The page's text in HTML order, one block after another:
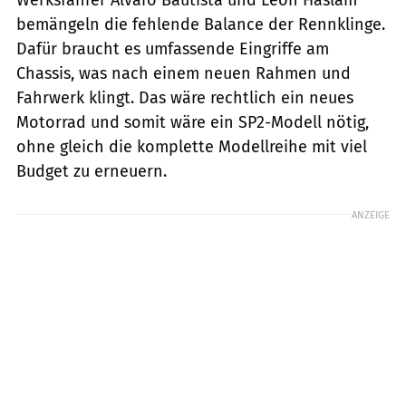
bemängeln die fehlende Balance der Rennklinge.
Dafür braucht es umfassende Eingriffe am
Chassis, was nach einem neuen Rahmen und
Fahrwerk klingt. Das wäre rechtlich ein neues
Motorrad und somit wäre ein SP2-Modell nötig,
ohne gleich die komplette Modellreihe mit viel
Budget zu erneuern.
ANZEIGE